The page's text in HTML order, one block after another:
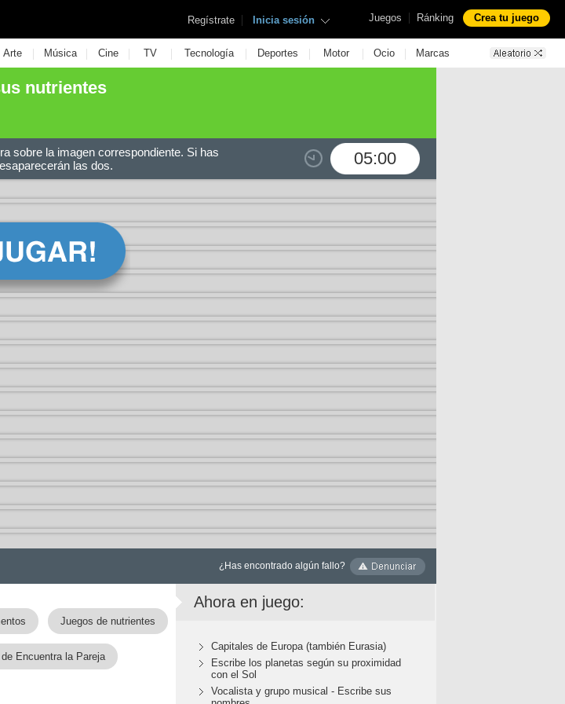
Juegos | Ránking Crea tu juego
Regístrate | Inicia sesión
Arte | Música | Cine | TV | Tecnología | Deportes | Motor | Ocio | Marcas
nutrientes
05:00
sobre la imagen correspondiente. Si has
las dos.
¿Has encontrado algún fallo?
Juegos de nutrientes
Encuentra la Pareja
Ahora en juego:
Capitales de Europa (también Eurasia)
Escribe los planetas según su proximidad
con el Sol
Vocalista y grupo musical - Escribe sus